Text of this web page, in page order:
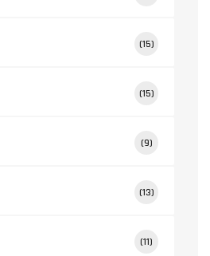
(15)
(15)
(9)
(13)
(11)